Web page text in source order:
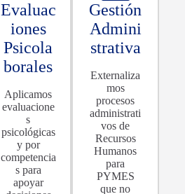
Evaluac
iones
Psicola
borales
Aplicamos
evaluacione
s
psicológicas
y por
competencia
s para
apoyar
Gestión
Admini
strativa
Externaliza
mos
procesos
administrati
vos de
Recursos
Humanos
para
PYMES
que no